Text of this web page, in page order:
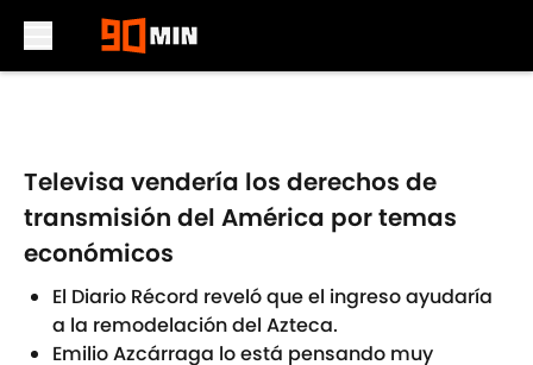
Televisa vendería los derechos de
transmisión del América por temas
económicos
El Diario Récord reveló que el ingreso ayudaría
a la remodelación del Azteca.
Emilio Azcárraga lo está pensando muy